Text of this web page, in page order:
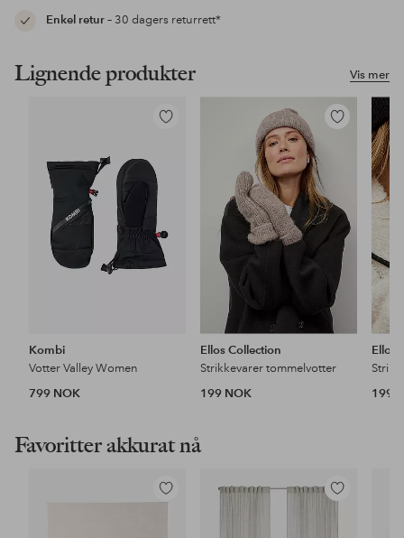
Enkel retur– 30 dagers returrett*
Vis mer
Lignende produkter
Legg
Kombi
Votter Valley Women
799 NOK
Legg
favoritter
Ellos Collection
Strikkevarer tommelvotter
199 NOK
Ellos
199
Favoritter akkurat nå
Legg
Legg